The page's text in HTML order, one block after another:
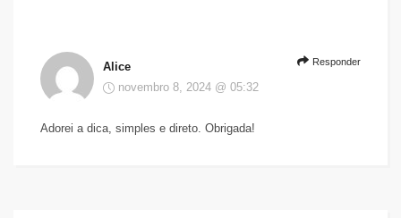
Alice
novembro 8, 2024 @ 05:32
Responder
Adorei a dica, simples e direto. Obrigada!